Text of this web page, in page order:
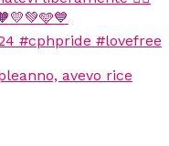
avevo rice